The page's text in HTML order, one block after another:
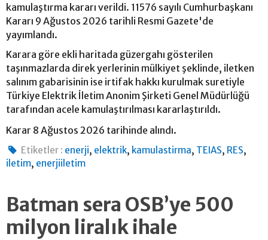
kamulaştırma kararı verildi. 11576 sayılı Cumhurbaşkanı
Kararı 9 Ağustos 2026 tarihli Resmi Gazete'de
yayımlandı.
Karara göre ekli haritada güzergahı gösterilen
taşınmazlarda direk yerlerinin mülkiyet şeklinde, iletken
salınım gabarisinin ise irtifak hakkı kurulmak suretiyle
Türkiye Elektrik İletim Anonim Şirketi Genel Müdürlüğü
tarafından acele kamulaştırılması kararlaştırıldı.
Karar 8 Ağustos 2026 tarihinde alındı.
Etiketler : enerji, elektrik, kamulastirma, TEIAS, RES,
iletim, enerjiiletim
Batman sera OSB’ye 500
milyon liralık ihale